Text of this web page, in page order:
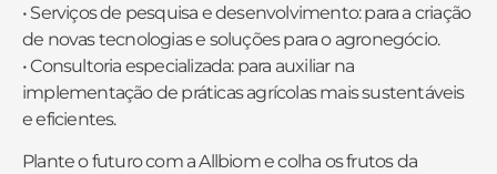
• Serviços de pesquisa e desenvolvimento: para a criação
de novas tecnologias e soluções para o agronegócio.
• Consultoria especializada: para auxiliar na
implementação de práticas agrícolas mais sustentáveis
e eficientes.
Plante o futuro com a Allbiom e colha os frutos da